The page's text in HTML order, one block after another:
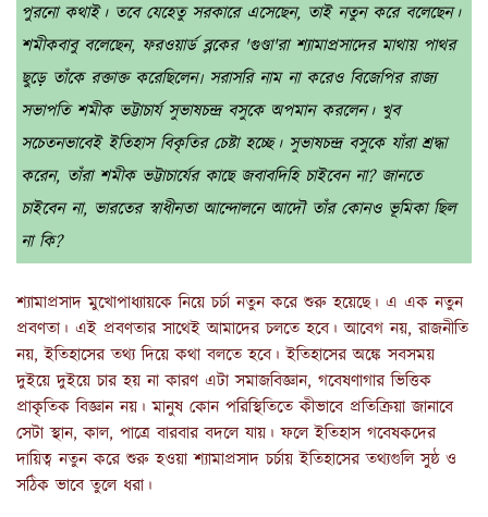
পুরনো কথাই। তবে যেহেতু সরকারে এসেছেন, তাই নতুন করে বলেছেন।
শমীকবাবু বলেছেন, ফরওয়ার্ড ব্লকের 'গুণ্ডা'রা শ্যামাপ্রসাদের মাথায় পাথর
ছুড়ে তাঁকে রক্তাক্ত করেছিলেন৷ সরাসরি নাম না করেও বিজেপির রাজ্য
সভাপতি শমীক ভট্টাচার্য সুভাষচন্দ্র বসুকে অপমান করলেন। খুব
সচেতনভাবেই ইতিহাস বিকৃতির চেষ্টা হচ্ছে। সুভাষচন্দ্র বসুকে যাঁরা শ্রদ্ধা
করেন, তাঁরা শমীক ভট্টাচার্যের কাছে জবাবদিহি চাইবেন না? জানতে
চাইবেন না, ভারতের স্বাধীনতা আন্দোলনে আদৌ তাঁর কোনও ভূমিকা ছিল
না কি?
শ্যামাপ্রসাদ মুখোপাধ্যায়কে নিয়ে চর্চা নতুন করে শুরু হয়েছে। এ এক নতুন
প্রবণতা। এই প্রবণতার সাথেই আমাদের চলতে হবে। আবেগ নয়, রাজনীতি
নয়, ইতিহাসের তথ্য দিয়ে কথা বলতে হবে। ইতিহাসের অঙ্কে সবসময়
দুইয়ে দুইয়ে চার হয় না কারণ এটা সমাজবিজ্ঞান, গবেষণাগার ভিত্তিক
প্রাকৃতিক বিজ্ঞান নয়। মানুষ কোন পরিস্থিতিতে কীভাবে প্রতিক্রিয়া জানাবে
সেটা স্থান, কাল, পাত্রে বারবার বদলে যায়। ফলে ইতিহাস গবেষকদের
দায়িত্ব নতুন করে শুরু হওয়া শ্যামাপ্রসাদ চর্চায় ইতিহাসের তথ্যগুলি সুষ্ঠ ও
সঠিক ভাবে তুলে ধরা।